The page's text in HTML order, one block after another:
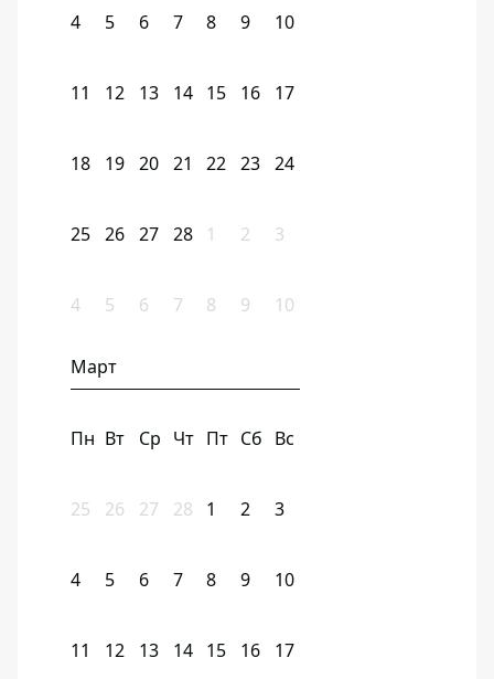
4 5 6 7 8 9 10
11 12 13 14 15 16 17
18 19 20 21 22 23 24
25 26 27 28 1 2 3
4 5 6 7 8 9 10
Март
Пн Вт Ср Чт Пт Сб Вс
25 26 27 28 1 2 3
4 5 6 7 8 9 10
11 12 13 14 15 16 17